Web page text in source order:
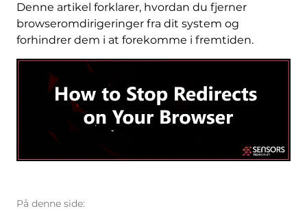
Denne artikel forklarer, hvordan du fjerner
browseromdirigeringer fra dit system og
forhindrer dem i at forekomme i fremtiden.
På denne side: